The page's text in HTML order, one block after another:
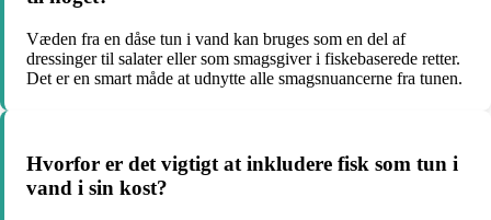
Væden fra en dåse tun i vand kan bruges som en del af
dressinger til salater eller som smagsgiver i fiskebaserede retter.
Det er en smart måde at udnytte alle smagsnuancerne fra tunen.
Hvorfor er det vigtigt at inkludere fisk som tun i
vand i sin kost?